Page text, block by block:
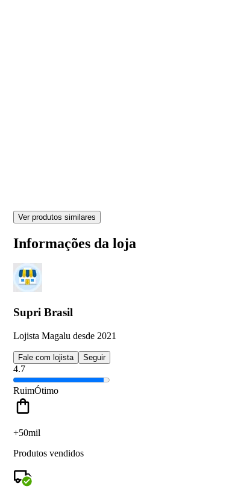
Ver produtos similares
Informações da loja
Supri Brasil
Lojista Magalu desde 2021
Fale com lojista Seguir
4.7
RuimÓtimo
+50mil
Produtos vendidos